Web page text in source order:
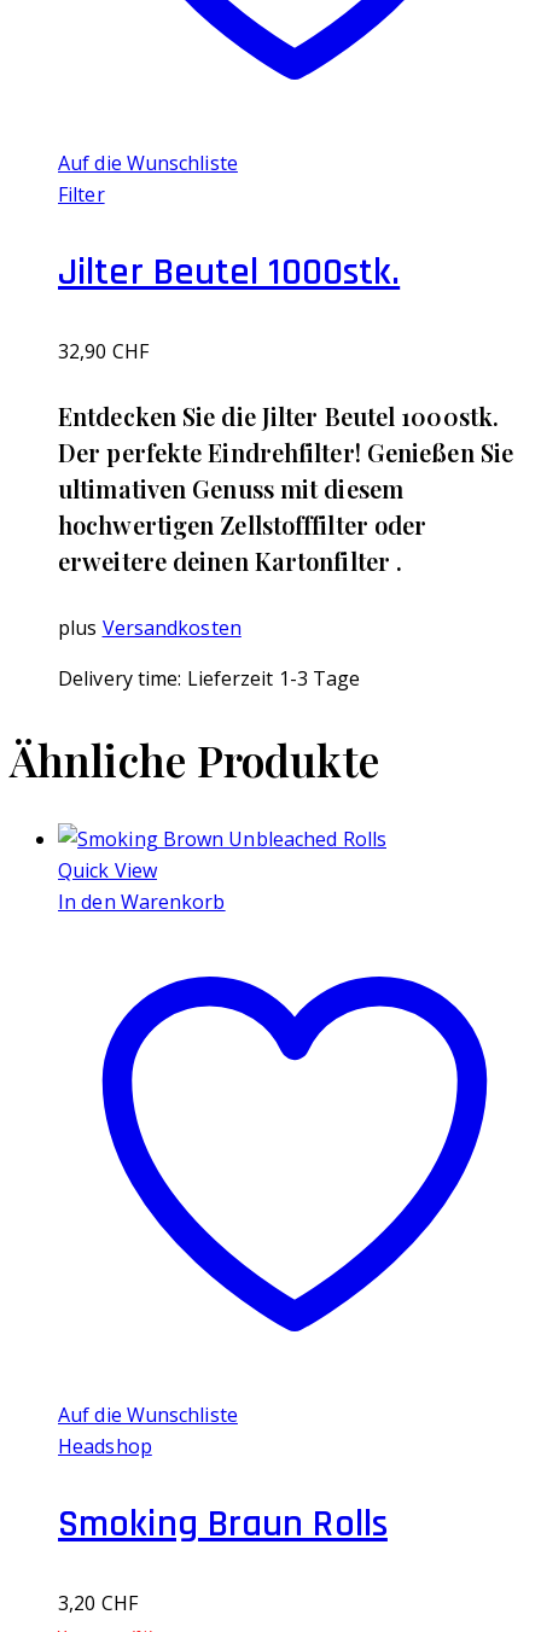
Auf die Wunschliste
Filter
Jilter Beutel 1000stk.
32,90 CHF
Entdecken Sie die Jilter Beutel 1000stk.
Der perfekte Eindrehfilter! Genießen Sie
ultimativen Genuss mit diesem
hochwertigen Zellstofffilter oder
erweitere deinen Kartonfilter .
plus Versandkosten
Delivery time: Lieferzeit 1-3 Tage
Ähnliche Produkte
Quick View
In den Warenkorb
Auf die Wunschliste
Headshop
Smoking Braun Rolls
3,20 CHF